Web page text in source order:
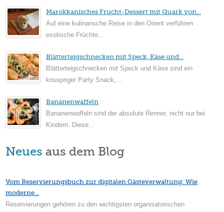
Marokkanisches Frucht-Dessert mit Quark von...
Auf eine kulinarische Reise in den Orient verführen
exotische Früchte...
Blätterteigschnecken mit Speck, Käse und...
Blätterteigschnecken mit Speck und Käse sind ein
knuspriger Party Snack,...
Bananenwaffeln
Bananenwaffeln sind der absolute Renner, nicht nur bei
Kindern. Diese...
Neues aus dem Blog
Vom Reservierungsbuch zur digitalen Gästeverwaltung: Wie
moderne...
Reservierungen gehören zu den wichtigsten organisatorischen